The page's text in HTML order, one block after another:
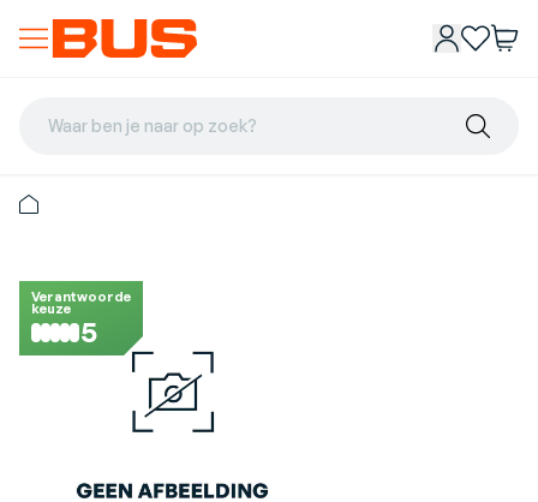
Waar ben je naar op zoek?
Verantwoorde
keuze
5